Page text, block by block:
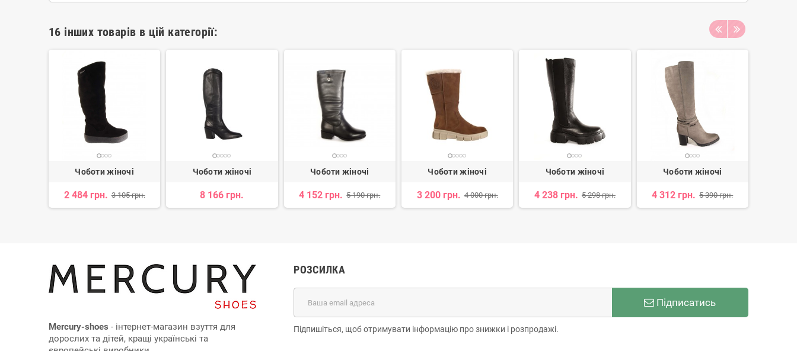
16 інших товарів в цій категорії:
Чоботи жіночі
2 484 грн. 3 105 грн.
Чоботи жіночі
8 166 грн.
Чоботи жіночі
4 152 грн. 5 190 грн.
Чоботи жіночі
3 200 грн. 4 000 грн.
Чоботи жіночі
4 238 грн. 5 298 грн.
Чоботи жіночі
4 312 грн. 5 390 грн.
Mercury-shoes - інтернет-магазин взуття для
дорослих та дітей, кращі українські та
РОЗСИЛКА
Підписатись
Підпишіться, щоб отримувати інформацію про знижки і розпродажі.